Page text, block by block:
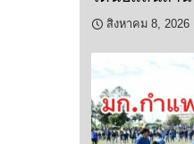
สิงหาคม 8, 2026